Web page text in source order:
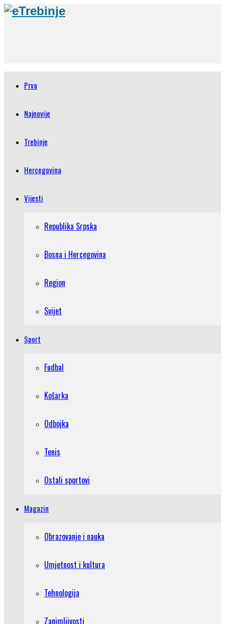
Prva
Najnovije
Trebinje
Hercegovina
Vijesti
Republika Srpska
Bosna i Hercegovina
Region
Svijet
Sport
Fudbal
Košarka
Odbojka
Tenis
Ostali sportovi
Magazin
Obrazovanje i nauka
Umjetnost i kultura
Tehnologija
Zanimljivosti